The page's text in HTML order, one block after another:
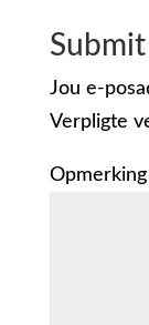
Jou e-
Verpligte
Opmerking